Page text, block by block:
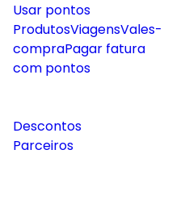
Usar pontos
ProdutosViagensVales-
compraPagar fatura
com pontos
Descontos
Parceiros